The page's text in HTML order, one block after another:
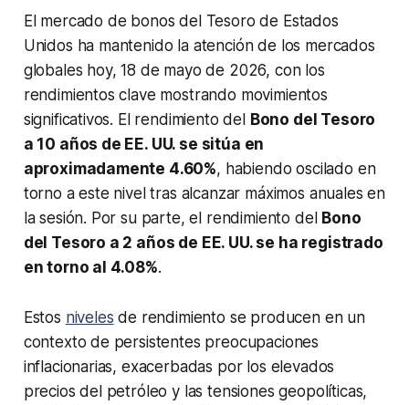
El mercado de bonos del Tesoro de Estados
Unidos ha mantenido la atención de los mercados
globales hoy, 18 de mayo de 2026, con los
rendimientos clave mostrando movimientos
significativos. El rendimiento del
Bono del Tesoro
a 10 años de EE. UU. se sitúa en
aproximadamente 4.60%, habiendo oscilado en
torno a este nivel tras alcanzar máximos anuales en
la sesión. Por su parte, el rendimiento del Bono
del Tesoro a 2 años de EE. UU. se ha registrado
en torno al 4.08%.
Estos niveles de rendimiento se producen en un
contexto de persistentes preocupaciones
inflacionarias, exacerbadas por los elevados
precios del petróleo y las tensiones geopolíticas,